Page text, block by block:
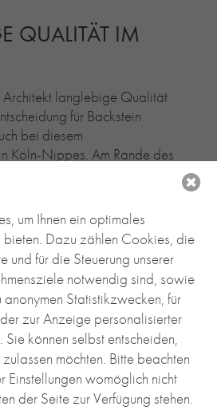
QUALITÄT IM
Architekt langlebige Qualität
für Backstein
bei diesem
Köln-Nippes. Am Rande des
Hofes“ in einer
gelegen, setzt es als
mit
Farbgebung ein Zeichen
gut in die Umgebung ein.
um Ihnen ein optimales
Dazu zählen Cookies, die
und für die Steuerung unserer
notwendig sind, sowie
Statistikzwecken, für
zur Anzeige personalisierter
können selbst entscheiden,
möchten. Bitte beachten
Einstellungen womöglich nicht
der Seite zur Verfügung stehen.